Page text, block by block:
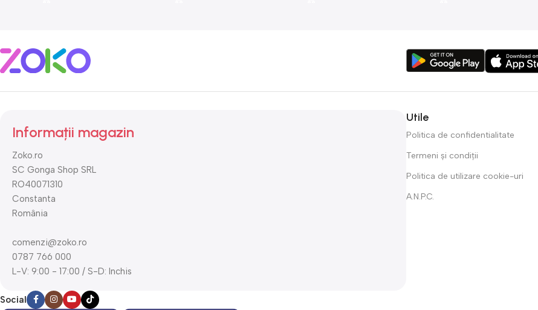
Informații magazin
Zoko.ro
SC Gonga Shop SRL
RO40071310
Constanta
România
comenzi@zoko.ro
0787 766 000
L-V: 9:00 - 17:00 / S-D: Inchis
Social
Utile
Politica de confidentialitate
Termeni și condiții
Politica de utilizare cookie-uri
A.N.P.C.